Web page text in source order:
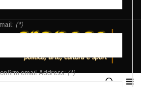
(*)
email Address:(*)